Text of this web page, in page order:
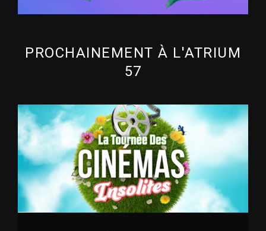
PROCHAINEMENT À L'ATRIUM
57